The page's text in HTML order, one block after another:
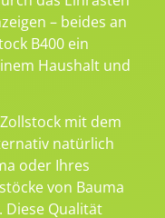
– beides an
B400 ein
Haushalt und
mit dem
natürlich
oder Ihres
von Bauma
Diese Qualität